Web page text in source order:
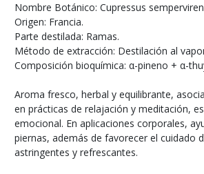
Nombre Botánico: Cupressus
Origen: Francia.
Parte destilada: Ramas.
Método de extracción: Destilación al
Composición bioquímica: α-pineno + α-
Aroma fresco, herbal y equilibrante,
en prácticas de relajación y meditación,
emocional. En aplicaciones corporales,
piernas, además de favorecer el cuidado
astringentes y refrescantes.